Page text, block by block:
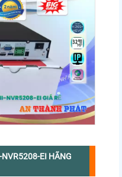
EI HÃNG